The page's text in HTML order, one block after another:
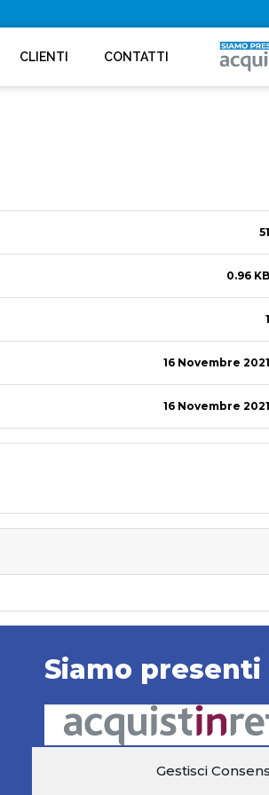
Gestisci
CLIENTI CONTATTI
51
0.96 KB
1
16 Novembre 2021
16 Novembre 2021
Siamo presenti